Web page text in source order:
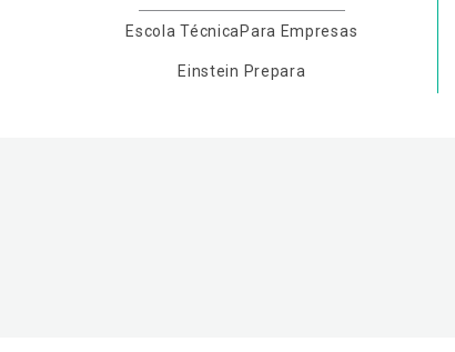
Escola Técnica Para Empresas
Einstein Prepara